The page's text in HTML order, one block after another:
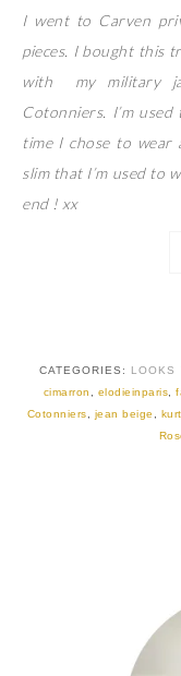
I went to Carven
pieces. I bought this
with my military
Cotonniers. I’m
time I chose to wear
slim that I’m used to
end ! xx
CATEGORIES: LOOKS
cimarron
elodieinparis ,
Cotonniers
jean beige